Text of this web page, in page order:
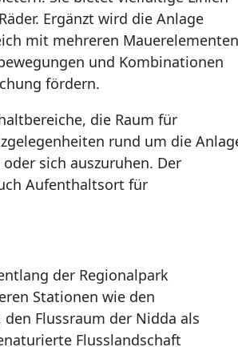
Ergänzt wird die Anlage
mit mehreren Mauerelementen
und Kombinationen
fördern.
die Raum für
rund um die
sich auszuruhen. Der
Aufenthaltsort für
der Regionalpark
Stationen wie den
Flussraum der Nidda als
Flusslandschaft